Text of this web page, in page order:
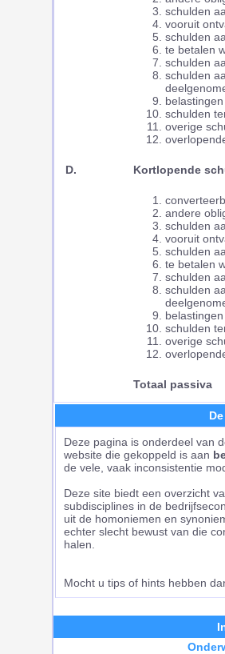
schulden
vooruit
schulden
te betalen
schulden
schulden
schulden
overige
D. Kortlopende
andere
schulden
vooruit
schulden
te betalen
schulden
schulden
schulden
overige
Totaal passiva
Deze pagina is onderdeel van
website die gekoppeld is aan
de vele, vaak inconsistentie
Deze site biedt een overzicht
subdisciplines in de
uit de homoniemen en
echter slecht bewust van die
halen.
Mocht u tips of hints hebben